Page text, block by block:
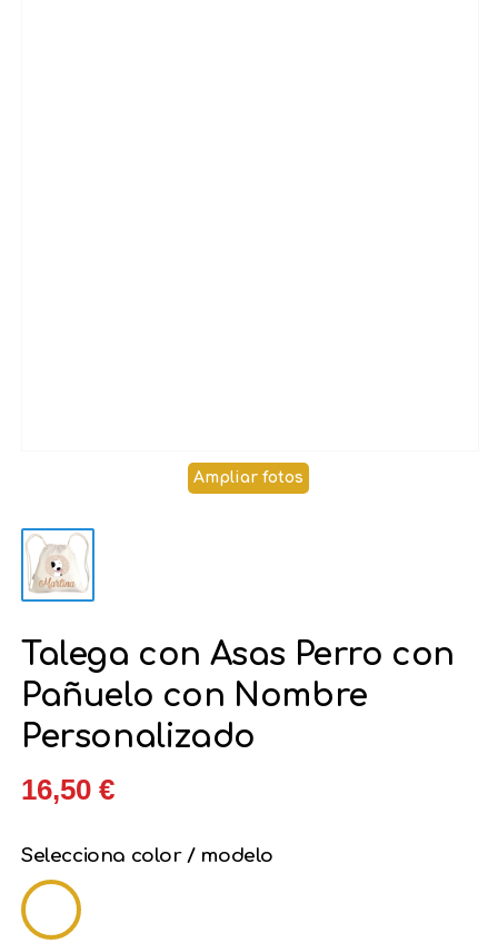
Ampliar fotos
Talega con Asas Perro con
Pañuelo con Nombre
Personalizado
16,50 €
Selecciona color / modelo